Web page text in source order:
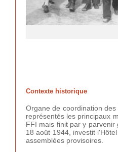
Contexte historique
Organe de coordination
représentés les principaux
FFI mais finit par y
18 août 1944, investit
assemblées provisoires.